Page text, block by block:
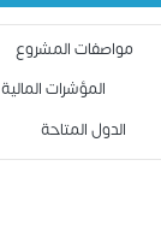
مواصفات المشروع
المؤشرات المالية
الدول المتاحة